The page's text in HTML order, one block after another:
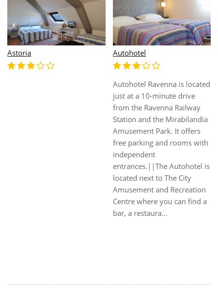
Astoria Autohotel
Autohotel Ravenna is located
just at a 10-minute drive
from the Ravenna Railway
Station and the Mirabilandia
Amusement Park. It offers
free parking and rooms with
independent
entrances.||The Autohotel is
located next to The City
Amusement and Recreation
Centre where you can find a
bar, a restaura...